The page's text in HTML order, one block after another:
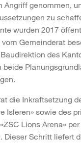
Angriff genommen,
zu
wurden 2017
vom Gemeinderat
des
beide
die Inkraftsetzung
Isleren» sowie des
Lions Arena»
Dieser Schritt liefert